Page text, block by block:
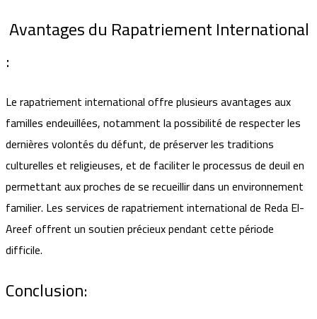
Avantages du Rapatriement International
:
Le rapatriement international offre plusieurs avantages aux
familles endeuillées, notamment la possibilité de respecter les
dernières volontés du défunt, de préserver les traditions
culturelles et religieuses, et de faciliter le processus de deuil en
permettant aux proches de se recueillir dans un environnement
familier. Les services de rapatriement international de Reda El-
Areef offrent un soutien précieux pendant cette période
difficile.
Conclusion: